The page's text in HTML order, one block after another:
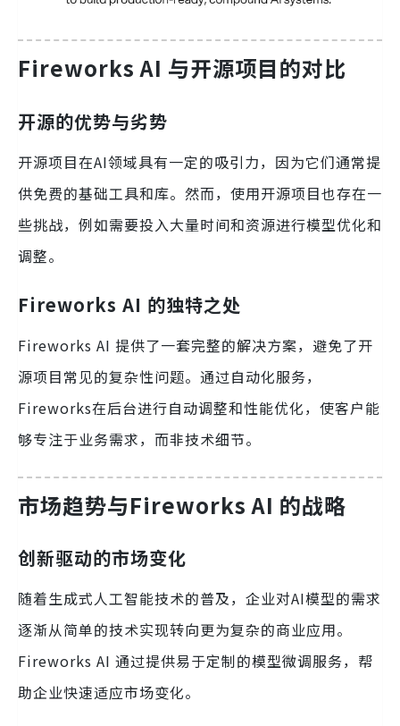
Fireworks AI 与开源项目的对比
开源的优势与劣势
开源项目在AI领域具有一定的吸引力，因为它们通常提
供免费的基础工具和库。然而，使用开源项目也存在一
些挑战，例如需要投入大量时间和资源进行模型优化和
调整。
Fireworks AI 的独特之处
Fireworks AI 提供了一套完整的解决方案，避免了开
源项目常见的复杂性问题。通过自动化服务，
Fireworks在后台进行自动调整和性能优化，使客户能
够专注于业务需求，而非技术细节。
市场趋势与Fireworks AI 的战略
创新驱动的市场变化
随着生成式人工智能技术的普及，企业对AI模型的需求
逐渐从简单的技术实现转向更为复杂的商业应用。
Fireworks AI 通过提供易于定制的模型微调服务，帮
助企业快速适应市场变化。